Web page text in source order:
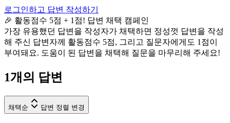
로그인하고 답변 작성하기
🎉 활동점수 5점 + 1점! 답변 채택 캠페인
가장 유용했던 답변을 작성자가 채택하면 정성껏 답변을 작성
해 주신 답변자께 활동점수 5점, 그리고 질문자에게도 1점이
부여돼요. 도움이 된 답변을 채택해 질문을 마무리해 주세요!
1개의 답변
채택순 답변 정렬 변경